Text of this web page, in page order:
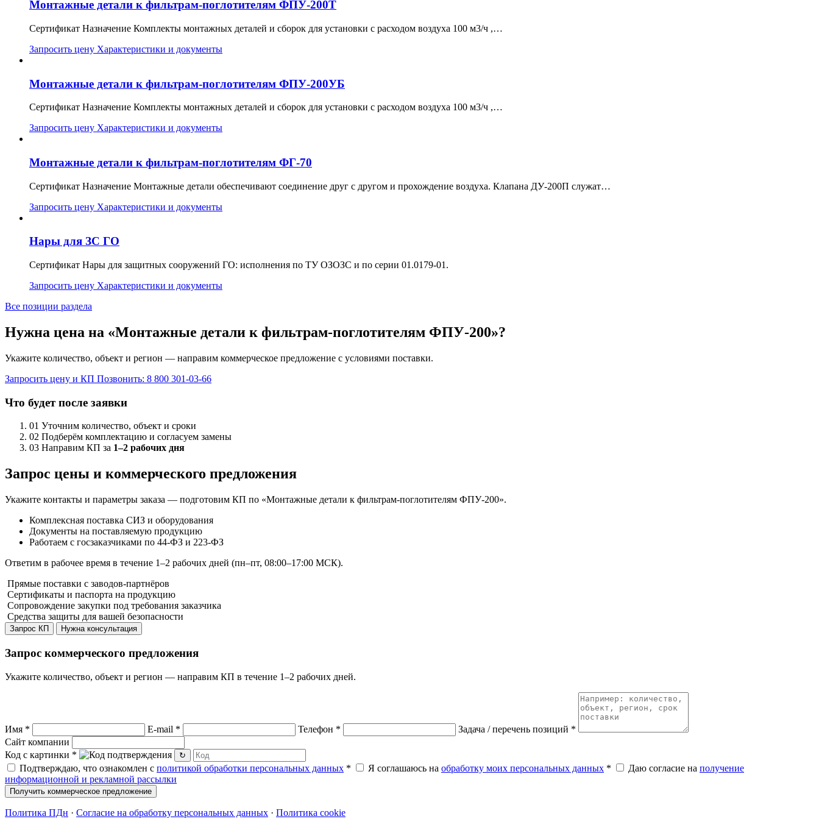
Монтажные детали к фильтрам-поглотителям ФПУ-200Т
Сертификат Назначение Комплекты монтажных деталей и сборок для установки с расходом воздуха 100 м3/ч ,…
Запросить цену Характеристики и документы
Монтажные детали к фильтрам-поглотителям ФПУ-200УБ
Сертификат Назначение Комплекты монтажных деталей и сборок для установки с расходом воздуха 100 м3/ч ,…
Запросить цену Характеристики и документы
Монтажные детали к фильтрам-поглотителям ФГ-70
Сертификат Назначение Монтажные детали обеспечивают соединение друг с другом и прохождение воздуха. Клапана ДУ-200П служат…
Запросить цену Характеристики и документы
Нары для ЗС ГО
Сертификат Нары для защитных сооружений ГО: исполнения по ТУ ОЗОЗС и по серии 01.0179-01.
Запросить цену Характеристики и документы
Все позиции раздела
Нужна цена на «Монтажные детали к фильтрам-поглотителям ФПУ-200»?
Укажите количество, объект и регион — направим коммерческое предложение с условиями поставки.
Запросить цену и КП Позвонить: 8 800 301-03-66
Что будет после заявки
01 Уточним количество, объект и сроки
02 Подберём комплектацию и согласуем замены
03 Направим КП за 1–2 рабочих дня
Запрос цены и коммерческого предложения
Укажите контакты и параметры заказа — подготовим КП по «Монтажные детали к фильтрам-поглотителям ФПУ-200».
Комплексная поставка СИЗ и оборудования
Документы на поставляемую продукцию
Работаем с госзаказчиками по 44-ФЗ и 223-ФЗ
Ответим в рабочее время в течение 1–2 рабочих дней (пн–пт, 08:00–17:00 МСК).
Прямые поставки с заводов-партнёров
Сертификаты и паспорта на продукцию
Сопровождение закупки под требования заказчика
Средства защиты для вашей безопасности
Запрос КП Нужна консультация
Запрос коммерческого предложения
Укажите количество, объект и регион — направим КП в течение 1–2 рабочих дней.
Имя * E-mail * Телефон * Задача / перечень позиций *
Сайт компании
Код с картинки * ↻
Подтверждаю, что ознакомлен с политикой обработки персональных данных * Я соглашаюсь на обработку моих персональных данных * Даю согласие на получение
информационной и рекламной рассылки
Получить коммерческое предложение
Политика ПДн · Согласие на обработку персональных данных · Политика cookie